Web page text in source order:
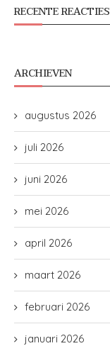
RECENTE REACTIES
ARCHIEVEN
augustus 2026
juli 2026
juni 2026
mei 2026
april 2026
maart 2026
februari 2026
januari 2026